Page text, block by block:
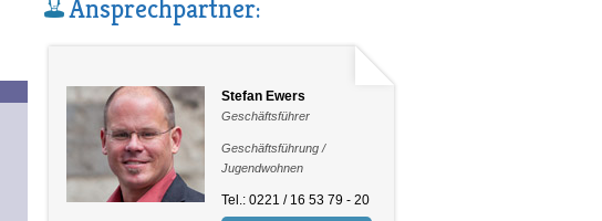
Ansprechpartner:
Stefan Ewers
Geschäftsführer
Geschäftsführung /
Jugendwohnen
Tel.: 0221 / 16 53 79 - 20